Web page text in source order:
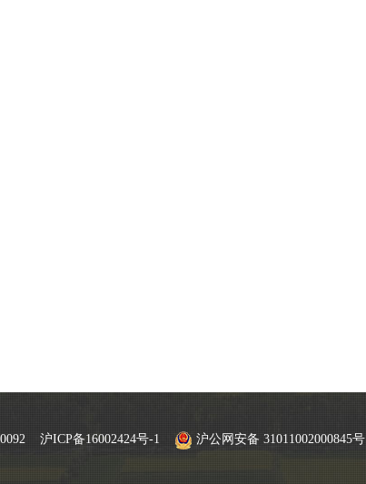
沪ICP备16002424号-1
沪公网安备 31011002000845号